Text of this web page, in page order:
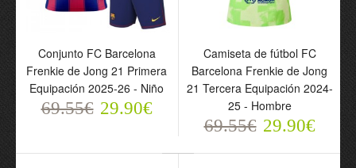
Camiseta de fútbol FC
Barcelona x Kobe Bryant
Frenkie de Jong 21
Conjunto FC Barcelona
Frenkie de Jong 21 Primera
Equipación 2025-26 - Niño
69.55€ 29.90€
Camiseta de fútbol FC
Barcelona Frenkie de Jong
21 Tercera Equipación 2024-
25 - Hombre
69.55€ 29.90€